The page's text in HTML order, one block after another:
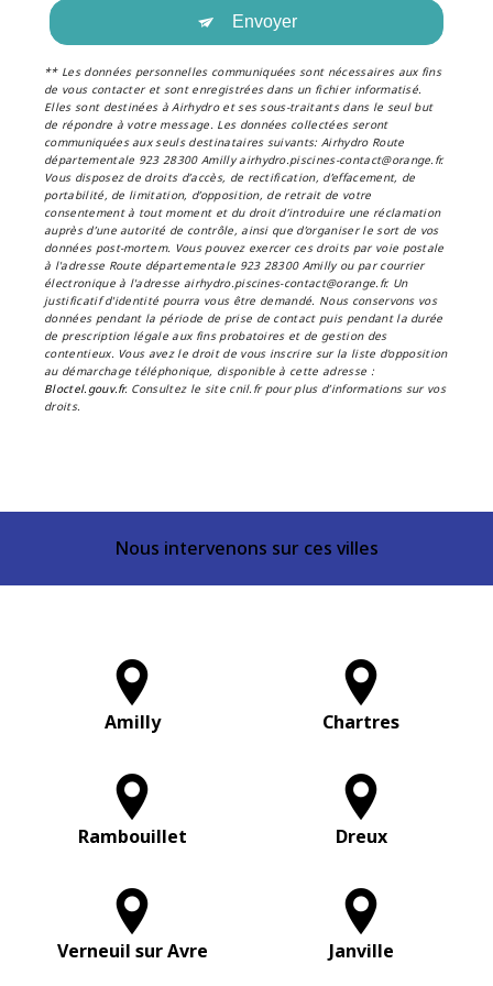
Envoyer
** Les données personnelles communiquées sont nécessaires aux fins
de vous contacter et sont enregistrées dans un fichier informatisé.
Elles sont destinées à Airhydro et ses sous-traitants dans le seul but
de répondre à votre message. Les données collectées seront
communiquées aux seuls destinataires suivants: Airhydro Route
départementale 923 28300 Amilly airhydro.piscines-contact@orange.fr.
Vous disposez de droits d’accès, de rectification, d’effacement, de
portabilité, de limitation, d’opposition, de retrait de votre
consentement à tout moment et du droit d’introduire une réclamation
auprès d’une autorité de contrôle, ainsi que d’organiser le sort de vos
données post-mortem. Vous pouvez exercer ces droits par voie postale
à l'adresse Route départementale 923 28300 Amilly ou par courrier
électronique à l'adresse airhydro.piscines-contact@orange.fr. Un
justificatif d'identité pourra vous être demandé. Nous conservons vos
données pendant la période de prise de contact puis pendant la durée
de prescription légale aux fins probatoires et de gestion des
contentieux. Vous avez le droit de vous inscrire sur la liste d'opposition
au démarchage téléphonique, disponible à cette adresse :
Bloctel.gouv.fr. Consultez le site cnil.fr pour plus d’informations sur vos
droits.
Nous intervenons sur ces villes
Amilly Chartres
Rambouillet Dreux
Verneuil sur Avre Janville